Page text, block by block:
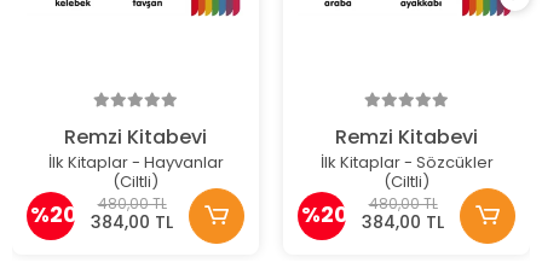
Remzi Kitabevi
İlk Kitaplar - Hayvanlar
(Ciltli)
%20 480,00 TL
384,00 TL
Remzi Kitabevi
İlk Kitaplar - Sözcükler
(Ciltli)
%20 480,00 TL
384,00 TL